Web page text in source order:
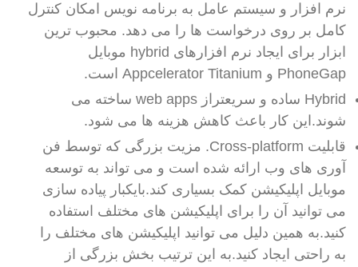
نرم افزار و سیستم عامل به برنامه نویس امکان کنترل
کامل بر روی درخواست ها را می دهد. محبوب ترین
ابزار برای ایجاد نرم افزارهای hybrid موبایل
PhoneGap و Appcelerator Titanium است.
Hybrid ساده و سریعتراز web apps ساخته می
شوند.این کار باعث کاهش هزینه ها می شود.
قابلیت Cross-platform. مزیت بزرگی که توسط فن
آوری های وب ارائه شده است و می تواند به توسعه
موبایل اپلیکیشن کمک بسیاری کند.بایکبار پیاده سازی
می توانید آن را برای اپلیکیشن های مختلف استفاده
کنید.به همین دلیل می توانید اپلیکیشن های مختلف را
به راحتی ایجاد کنید.به این ترتیب بخش بزرگی از